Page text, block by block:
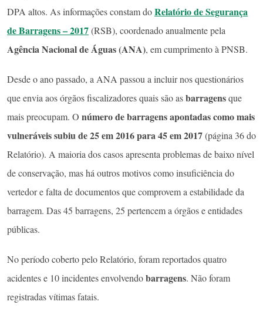
DPA altos. As informações constam doRelatório de Segurança
de Barragens – 2017(RSB), coordenado anualmente pela
Agência Nacional de Águas (ANA), em cumprimento à PNSB.
Desde o ano passado, a ANA passou a incluir nos questionários
que envia aos órgãos fiscalizadores quais são asbarragensque
mais preocupam. O número de barragens apontadas como mais
vulneráveis subiu de 25 em 2016 para 45 em 2017(página 36 do
Relatório). A maioria dos casos apresenta problemas de baixo nível
de conservação, mas há outros motivos como insuficiência do
vertedor e falta de documentos que comprovem a estabilidade da
barragem. Das 45 barragens, 25 pertencem a órgãos e entidades
públicas.
No período coberto pelo Relatório, foram reportados quatro
acidentes e 10 incidentes envolvendobarragens. Não foram
registradas vítimas fatais.